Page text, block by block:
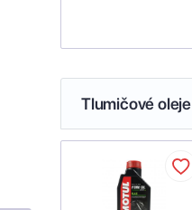
Tlumičové oleje